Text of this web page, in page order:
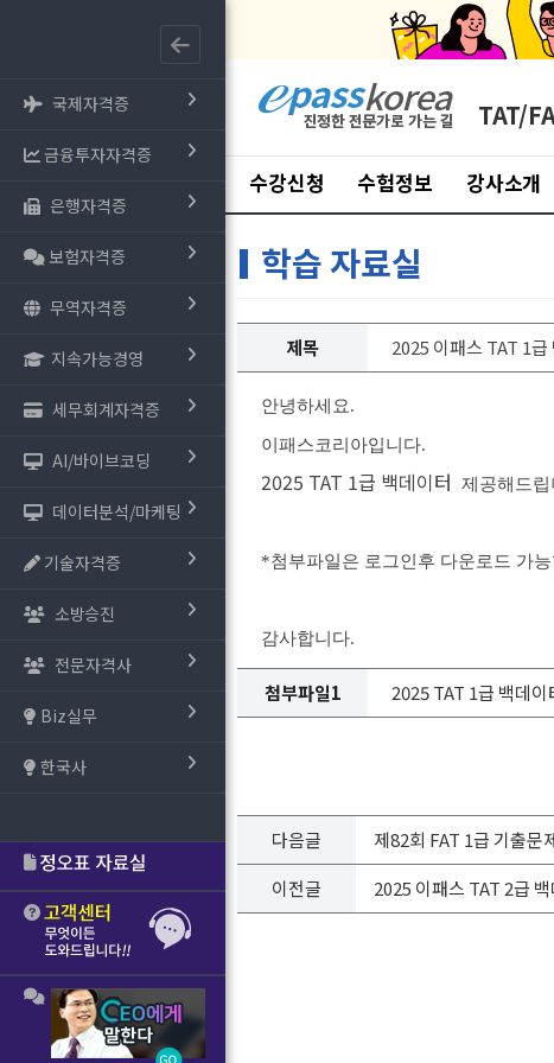
국제자격증
금융투자자격증
은행자격증
보험자격증
무역자격증
지속가능경영
세무회계자격증
AI/바이브코딩
데이터분석/마케팅
기술자격증
소방승진
전문자격사
Biz실무
한국사
TAT/
수강신청 수험정보 강사소개
학습 자료실
제목 2025 이패스 TAT 1
안녕하세요.
이패스코리아입니다.
2025 TAT 1급 백데이터 제공해드립
*첨부파일은 로그인후 다운로드 가
감사합니다.
첨부파일1 2025 TAT 1급 백데
다음글
제82회 FAT 1급 기출문
이전글
2025 이패스 TAT 2급